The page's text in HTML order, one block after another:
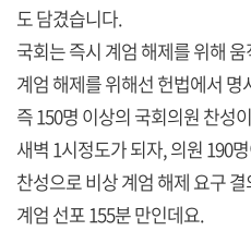
도 담겼습니다.
국회는 즉시 계엄 해제를 위해
계엄 해제를 위해선 헌법에서
즉 150명 이상의 국회의원 찬성
새벽 1시정도가 되자, 의원 190
찬성으로 비상 계엄 해제 요구
계엄 선포 155분 만인데요.